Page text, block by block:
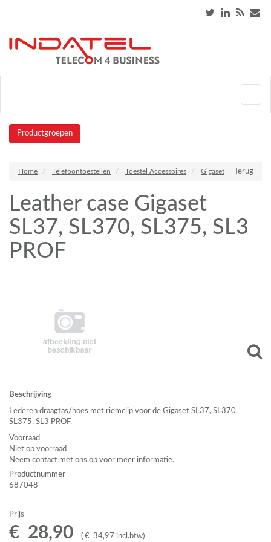
Productgroepen
Terug
Home Telefoontoestellen Toestel Accessoires Gigaset
Leather case Gigaset
SL37, SL370, SL375, SL3
PROF
Beschrijving
Lederen draagtas/hoes met riemclip voor de Gigaset SL37, SL370,
SL375, SL3 PROF.
Voorraad
Niet op voorraad
Neem contact met ons op voor meer informatie.
Productnummer
687048
Prijs
€ 28,90 ( € 34,97 incl.btw)